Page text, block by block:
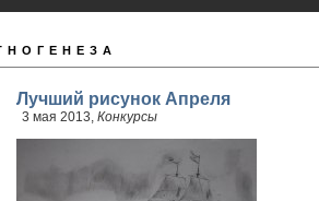
Лучший рисунок Апреля
3 мая 2013, Конкурсы